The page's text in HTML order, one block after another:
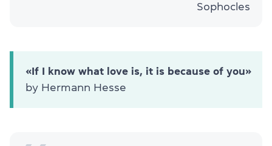
Sophocles
«If I know what love is, it is because of you»
by Hermann Hesse